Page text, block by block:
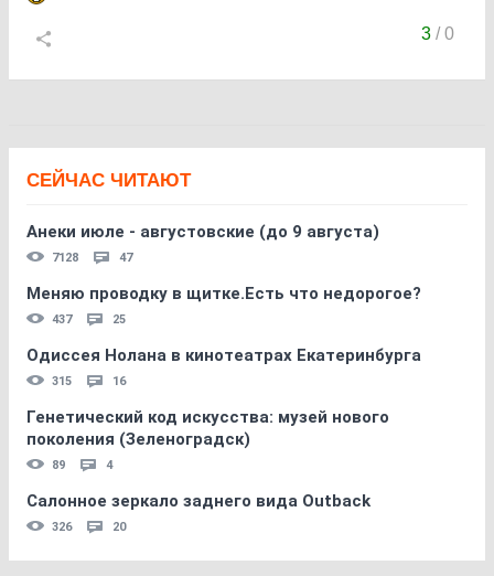
3/0
СЕЙЧАС ЧИТАЮТ
Анеки июле - августовские (до 9 августа)
7128 47
Меняю проводку в щитке.Есть что недорогое?
437 25
Одиссея Нолана в кинотеатрах Екатеринбурга
315 16
Генетический код искусства: музей нового
поколения (Зеленоградск)
89 4
Салонное зеркало заднего вида Outback
326 20